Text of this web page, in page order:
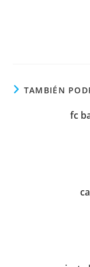
TAMBIÉN
fc